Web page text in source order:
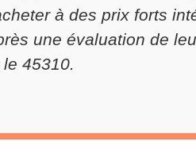
à des prix forts
une évaluation de
45310.